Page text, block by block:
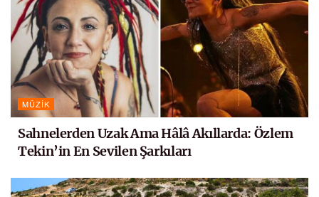
MÜZIK
Sahnelerden Uzak Ama Hâlâ Akıllarda: Özlem
Tekin’in En Sevilen Şarkıları